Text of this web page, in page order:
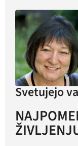
Svetujejo